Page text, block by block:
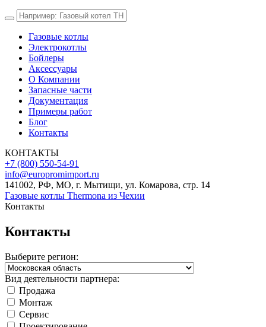
Газовые котлы
Электрокотлы
Бойлеры
Аксессуары
О Компании
Запасные части
Документация
Примеры работ
Блог
Контакты
КОНТАКТЫ
+7 (800) 550-54-91
info@europromimport.ru
141002, РФ, МО, г. Мытищи, ул. Комарова, стр. 14
Газовые котлы Thermona из Чехии
Контакты
Контакты
Выберите регион:
Вид деятельности партнера:
Продажа
Mонтаж
Cервис